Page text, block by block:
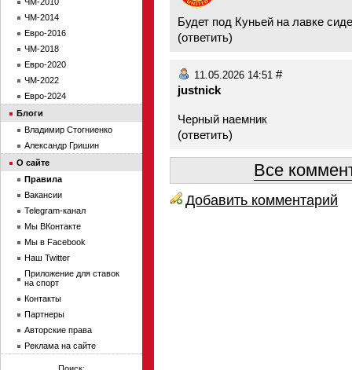
Будет под Куньей на лавке
(ответить)
11.05.2026 14:51 #
justnick
Черный наемник
(ответить)
Все
Добавить комментарий
ЧМ-2014
Евро-2016
ЧМ-2018
Евро-2020
ЧМ-2022
Евро-2024
Блоги
Владимир Стогниенко
Александр Гришин
О сайте
Правила
Вакансии
Telegram-канал
Мы ВКонтакте
Мы в Facebook
Наш Twitter
Приложение для ставок
на спорт
Контакты
Партнеры
Авторские права
Реклама на сайте